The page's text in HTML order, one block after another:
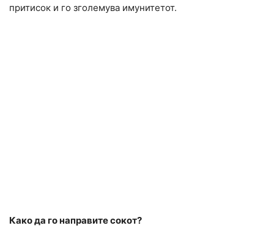
притисок и го зголемува имунитетот.
Како да го направите сокот?